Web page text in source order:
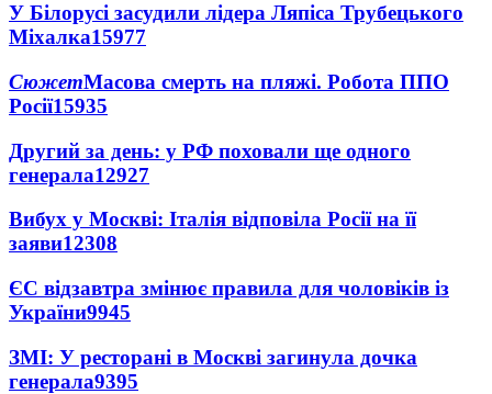
У Білорусі засудили лідера Ляпіса Трубецького
Міхалка15977
СюжетМасова смерть на пляжі. Робота ППО
Росії15935
Другий за день: у РФ поховали ще одного
генерала12927
Вибух у Москві: Італія відповіла Росії на її
заяви12308
ЄС відзавтра змінює правила для чоловіків із
України9945
ЗМІ: У ресторані в Москві загинула дочка
генерала9395